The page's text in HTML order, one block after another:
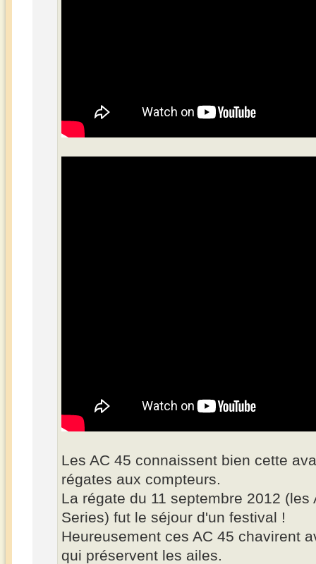
Les AC 45 connaissent bien cette
régates aux compteurs.
La régate du 11 septembre 2012 (les
Series) fut le séjour d'un festival !
Heureusement ces AC 45 chavirent
qui préservent les ailes.